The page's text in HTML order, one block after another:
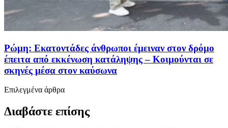
Ρώμη: Εκατοντάδες άνθρωποι έμειναν στον δρόμο
έπειτα από εκκένωση κατάληψης – Κοιμούνται σε
σκηνές μέσα στον καύσωνα
Επιλεγμένα άρθρα
Διαβάστε επίσης